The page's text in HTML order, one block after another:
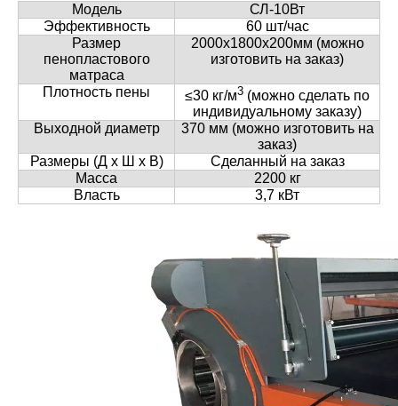
Модель
СЛ-10Вт
Эффективность
60 шт/час
Размер
пенопластового
матраса
2000х1800х200мм (можно
изготовить на заказ)
Плотность пены ≤30 кг/м3 (можно сделать по
индивидуальному заказу)
Выходной диаметр
370 мм (можно изготовить на
заказ)
Размеры (Д х Ш х В)
Сделанный на заказ
Масса
2200 кг
Власть
3,7 кВт